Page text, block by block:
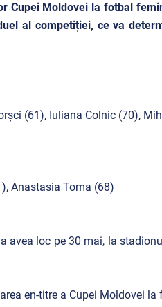
Cupei Moldovei la fotbal
al competiției, ce va
(61), Iuliana Colnic (70),
Anastasia Toma (68)
loc pe 30 mai, la
en-titre a Cupei Moldovei